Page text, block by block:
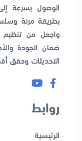
الوصول بسرعة
بطريقة مرنة
واجعل من
ضمان الجودة
التحديثات وحقق
روابط
الرئيسية